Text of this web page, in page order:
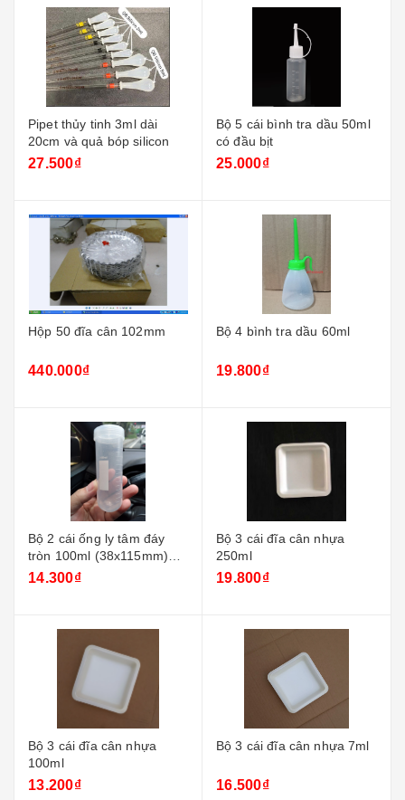
Pipet thủy tinh 3ml dài
20cm và quả bóp silicon
27.500₫
Bộ 5 cái bình tra dầu 50ml
có đầu bịt
25.000₫
Hộp 50 đĩa cân 102mm
440.000₫
Bộ 4 bình tra dầu 60ml
19.800₫
Bộ 2 cái ống ly tâm đáy
tròn 100ml (38x115mm)
nắp vặn
14.300₫
Bộ 3 cái đĩa cân nhựa
250ml
19.800₫
Bộ 3 cái đĩa cân nhựa
100ml
13.200₫
Bộ 3 cái đĩa cân nhựa 7ml
16.500₫